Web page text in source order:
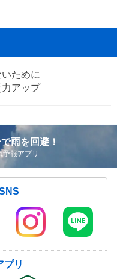
ために
アップ
雨を回避！
報アプリ
プリ